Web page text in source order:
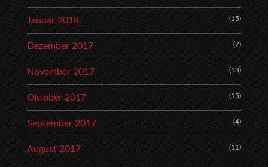
Januar 2018 (15)
Dezember 2017 (7)
November 2017 (13)
Oktober 2017 (15)
September 2017 (4)
August 2017 (11)